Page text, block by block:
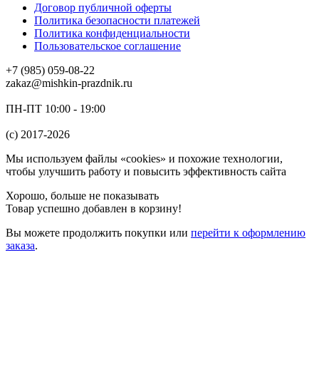
Договор публичной оферты
Политика безопасности платежей
Политика конфиденциальности
Пользовательское соглашение
+7 (985) 059-08-22
zakaz@mishkin-prazdnik.ru
ПН-ПТ 10:00 - 19:00
(c) 2017-2026
Мы используем файлы «cookies» и похожие технологии,
чтобы улучшить работу и повысить эффективность сайта
Хорошо, больше не показывать
Товар успешно добавлен в корзину!
Вы можете продолжить покупки или перейти к оформлению
заказа.